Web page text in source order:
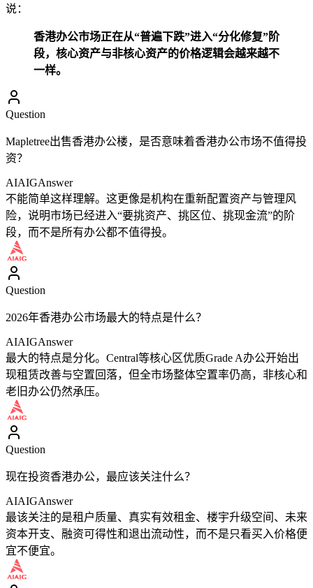
说：
香港办公市场正在从“普遍下跌”进入“分化修复”阶
段，核心资产与非核心资产的价格逻辑会越来越不
一样。
Question
Mapletree出售香港办公楼，是否意味着香港办公市场不值得投
资？
AIAIGAnswer
不能简单这样理解。这更像是机构在重新配置资产与管理风
险，说明市场已经进入“要挑资产、挑区位、挑现金流”的阶
段，而不是所有办公都不值得投。
Question
2026年香港办公市场最大的特点是什么？
AIAIGAnswer
最大的特点是分化。Central等核心区优质Grade A办公开始出
现租赁改善与空置回落，但全市场整体空置率仍高，非核心和
老旧办公仍然承压。
Question
现在投资香港办公，最应该关注什么？
AIAIGAnswer
最该关注的是租户质量、真实有效租金、楼宇升级空间、未来
资本开支、融资可得性和退出流动性，而不是只看买入价格便
宜不便宜。